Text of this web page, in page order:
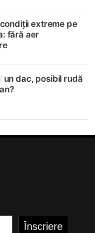
extreme pe
fără aer
/un dac, posibil rudă